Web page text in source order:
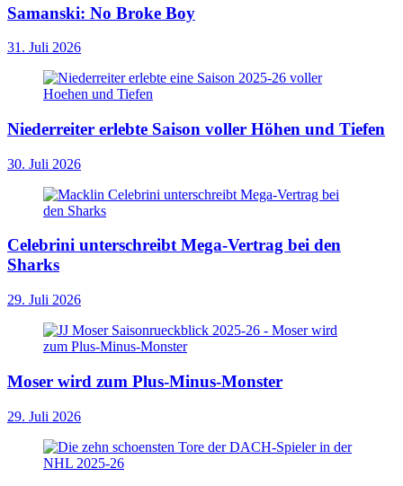
Samanski: No Broke Boy
31. Juli 2026
Niederreiter erlebte Saison voller Höhen und Tiefen
30. Juli 2026
Celebrini unterschreibt Mega-Vertrag bei den
Sharks
29. Juli 2026
Moser wird zum Plus-Minus-Monster
29. Juli 2026